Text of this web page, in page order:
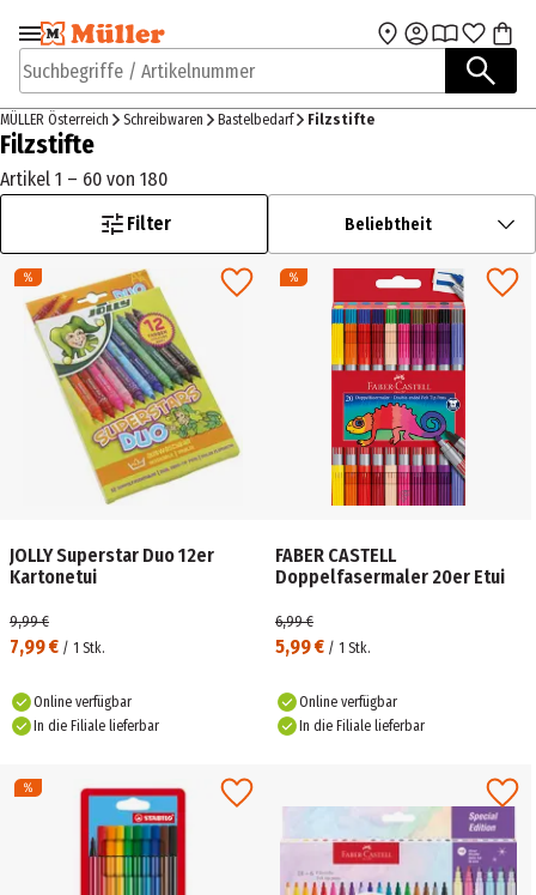
Zur Navigation
springen
Zum Hauptinhalt
Suchbegriffe / Artikelnummer
MÜLLER Österreich Schreibwaren Bastelbedarf Filzstifte
Filzstifte
Artikel 1 – 60 von 180
Filter
Beliebtheit
JOLLY Superstar Duo 12er
Kartonetui
7,99 € / 1 Stk.
9,99 €
Online verfügbar
In die Filiale lieferbar
FABER CASTELL
Doppelfasermaler 20er Etui
5,99 € / 1 Stk.
6,99 €
Online verfügbar
In die Filiale lieferbar